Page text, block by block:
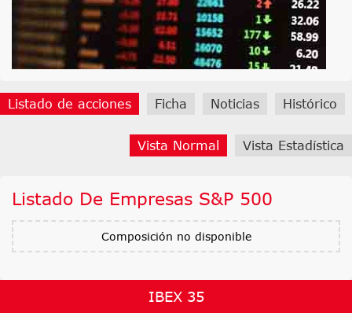
Listado de acciones Ficha Noticias Histórico
Vista Normal Vista Estadística
Listado De Empresas S&P 500
Composición no disponible
IBEX 35